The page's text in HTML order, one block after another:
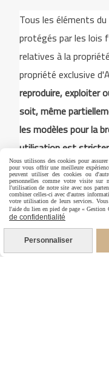
Tous les éléments
protégés par les lois
relatives à la
propriété exclusive
reproduire, exploiter
soit, même
les modèles pour la
utilisation est
exprès de Annick
Facebook
Mentions Légales
Nous utilisons des cookies pour
pour vous offrir une meilleure
peuvent utiliser des cookies ou
personnelles comme votre visite sur
l'utilisation de notre site avec nos
combiner celles-ci avec d'autres
votre utilisation de leurs services.
l'aide du lien en pied de page «
de confidentialité
Personnaliser